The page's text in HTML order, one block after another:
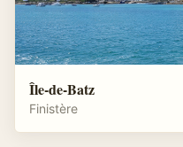
Île-de-Batz
Finistère